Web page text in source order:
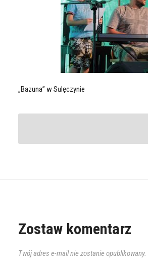
„Bazuna” w Sulęczynie
Zostaw komentarz
Twój adres e-mail nie zostanie opublikowany.